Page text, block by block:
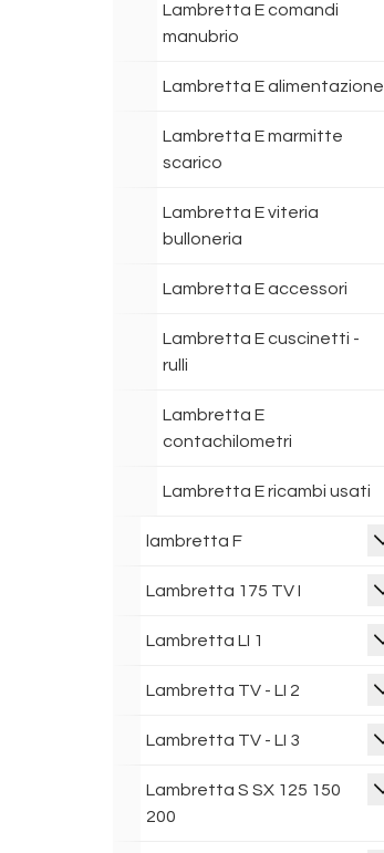
Lambretta E comandi
manubrio
Lambretta E alimentazione
Lambretta E marmitte
scarico
Lambretta E viteria
bulloneria
Lambretta E accessori
Lambretta E cuscinetti -
rulli
Lambretta E
contachilometri
Lambretta E ricambi usati
lambretta F
Lambretta 175 TV I
Lambretta LI 1
Lambretta TV - LI 2
Lambretta TV - LI 3
Lambretta S SX 125 150
200